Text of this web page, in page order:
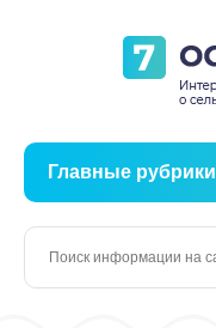
Главные рубрики